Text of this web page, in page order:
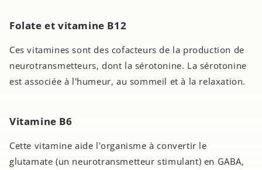
Folate et vitamine B12
Ces vitamines sont des cofacteurs de la production de
neurotransmetteurs, dont la sérotonine. La sérotonine
est associée à l'humeur, au sommeil et à la relaxation.
Vitamine B6
Cette vitamine aide l'organisme à convertir le
glutamate (un neurotransmetteur stimulant) en GABA,